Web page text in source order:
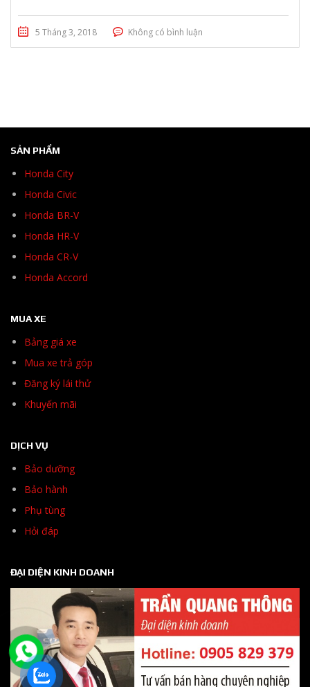
5 Tháng 3, 2018 Không có bình luận
SẢN PHẨM
Honda City
Honda Civic
Honda BR-V
Honda HR-V
Honda CR-V
Honda Accord
MUA XE
Bảng giá xe
Mua xe trả góp
Đăng ký lái thử
Khuyến mãi
DỊCH VỤ
Bảo dưỡng
Bảo hành
Phụ tùng
Hỏi đáp
ĐẠI DIỆN KINH DOANH